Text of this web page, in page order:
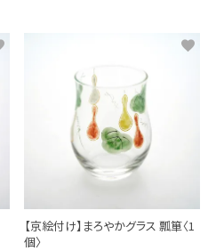
【京絵付け】まろやかグラス 瓢箪〈1
個〉